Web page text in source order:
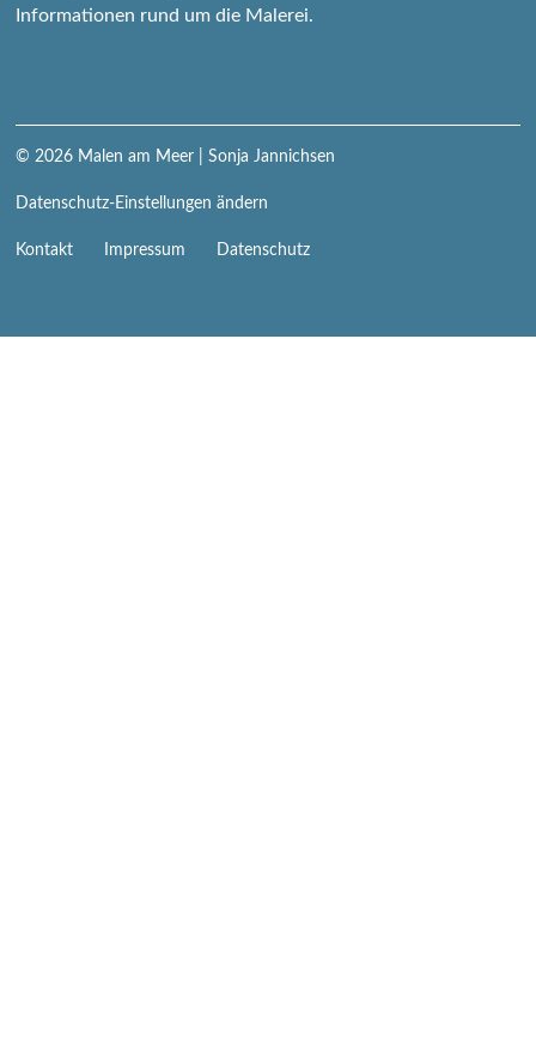
Informationen rund um die Malerei.
© 2026 Malen am Meer | Sonja Jannichsen
Datenschutz-Einstellungen ändern
Navigation
Kontakt Impressum Datenschutz